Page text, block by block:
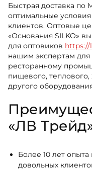
Быстрая доставка по
оптимальные
клиентов. Оптовые
«Основания SILKO»
для оптовиков https://
нашим экспертам для
ресторанному
пищевого,
другого
«ЛВ
Более 10 лет
довольных